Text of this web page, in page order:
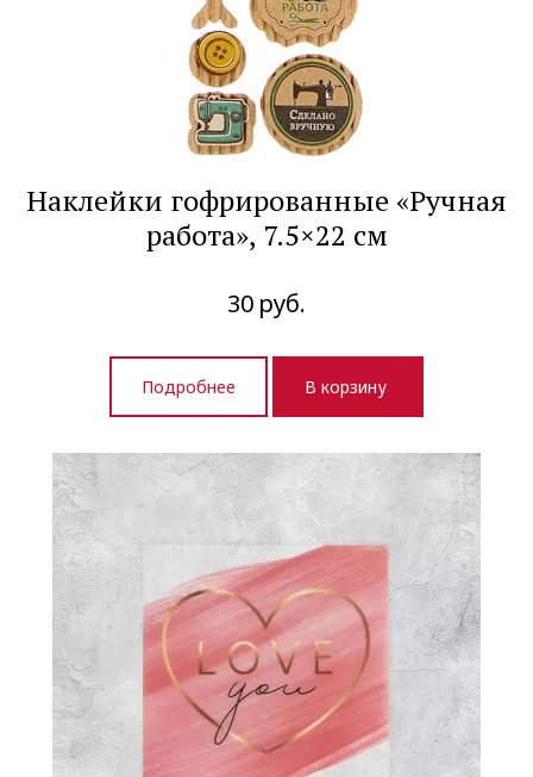
Наклейки гофрированные «Ручная
работа», 7.5×22 см
30 руб.
Подробнее В корзину